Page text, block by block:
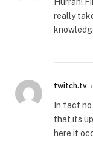
Hurrah!
really
twitch.tv
In fact
that its
here it